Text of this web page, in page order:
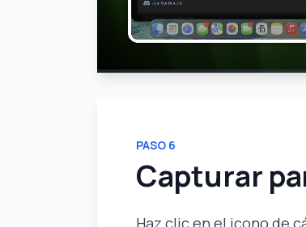
PASO 6
Capturar
Haz clic en el icono de